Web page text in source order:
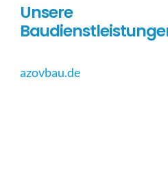
Unsere
azovbau.de